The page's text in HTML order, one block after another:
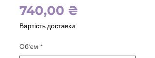
740,00 ₴
Вартість доставки
Об'єм *